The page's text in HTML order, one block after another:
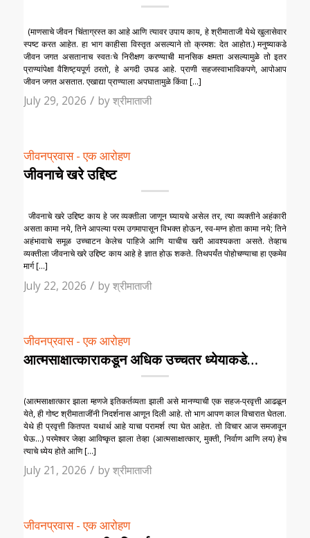
(माणसाचे जीवन चिंताग्रस्त का आहे आणि त्यावर उपाय काय, हे श्रीमाताजी येथे खुलासेवार
स्पष्ट करत आहेत. हा भाग काहीसा विस्तृत असल्याने तो क्रमश: देत आहोत.) मनुष्याकडे
जीवन जगत असतानाच स्वतःचे निरीक्षण करण्याची मानसिक क्षमता असल्यामुळे तो इतर
प्राण्यांपेक्षा वैशिष्ट्यपूर्ण ठरतो, हे अगदी उघड आहे. प्राणी सहजस्वाभाविकपणे, आपोआप
जीवन जगत असतात. एखाद्या प्राण्याला अपघातामुळे किंवा […]
July 29, 2026 / byश्रीमाताजी
जीवनप्रवास - एक आरोहण
जीवनाचे खरे उद्दिष्ट
जीवनाचे खरे उद्दिष्ट काय हे जर व्यक्तीला जाणून घ्यायचे असेल तर, त्या व्यक्तीने अहंकारी
असता कामा नये, तिने आपल्या परम उगमापासून विभक्त होऊन, स्व-मग्न होता कामा नये; तिने
अहंभावाचे समूळ उच्चाटन केलेच पाहिजे आणि याचीच खरी आवश्यकता असते. तेव्हाच
व्यक्तीला जीवनाचे खरे उद्दिष्ट काय आहे हे ज्ञात होऊ शकते. तिथपर्यंत पोहोचण्याचा हा एकमेव
मार्ग […]
July 22, 2026 / byश्रीमाताजी
जीवनप्रवास - एक आरोहण
आत्मसाक्षात्काराकडून अधिक उच्चतर ध्येयाकडे…
(आत्मसाक्षात्कार झाला म्हणजे इतिकर्तव्यता झाली असे मानण्याची एक सहज-प्रवृत्ती आढळून
येते, ही गोष्ट श्रीमाताजींनी निदर्शनास आणून दिली आहे. तो भाग आपण काल विचारात घेतला.
येथे ही प्रवृत्ती कितपत यथार्थ आहे याचा परामर्श त्या घेत आहेत. तो विचार आज समजावून
घेऊ…) परमेश्वर‌ जेव्हा आविष्कृत झाला तेव्हा (आत्मसाक्षात्कार, मुक्ती, निर्वाण आणि लय) हेच
त्याचे ध्येय होते आणि […]
July 21, 2026 / byश्रीमाताजी
जीवनप्रवास - एक आरोहण